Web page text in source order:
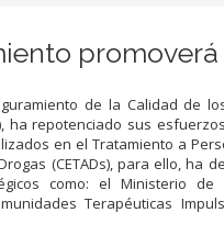
de la Calidad de
ha repotenciado sus
en el Tratamiento a
(CETADs), para ello, ha
como: el Ministerio de
Terapéuticas